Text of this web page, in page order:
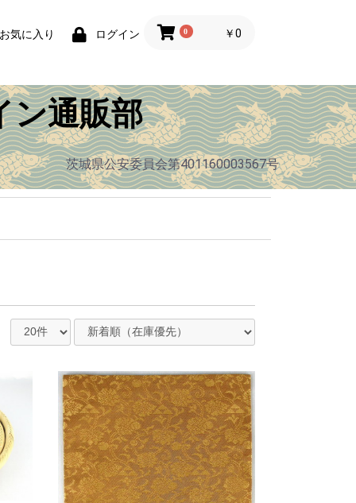
気に入り ログイン 0 ￥0
ン通販部
茨城県公安委員会第401160003567号